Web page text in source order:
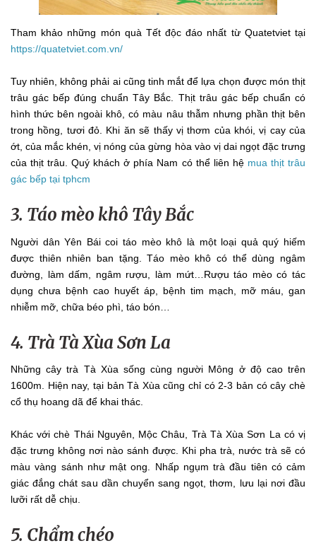
Tham khảo những món quà Tết độc đáo nhất từ Quatetviet tại
https://quatetviet.com.vn/
Tuy nhiên, không phải ai cũng tinh mắt để lựa chọn được món thịt
trâu gác bếp đúng chuẩn Tây Bắc. Thịt trâu gác bếp chuẩn có
hình thức bên ngoài khô, có màu nâu thẫm nhưng phần thịt bên
trong hồng, tươi đỏ. Khi ăn sẽ thấy vị thơm của khói, vị cay của
ớt, của mắc khén, vị nóng của gừng hòa vào vị dai ngọt đặc trưng
của thịt trâu. Quý khách ở phía Nam có thể liên hệ mua thịt trâu
gác bếp tại tphcm
3. Táo mèo khô Tây Bắc
Người dân Yên Bái coi táo mèo khô là một loại quả quý hiếm
được thiên nhiên ban tặng. Táo mèo khô có thể dùng ngâm
đường, làm dấm, ngâm rượu, làm mứt…Rượu táo mèo có tác
dụng chưa bệnh cao huyết áp, bệnh tim mạch, mỡ máu, gan
nhiễm mỡ, chữa béo phì, táo bón…
4. Trà Tà Xùa Sơn La
Những cây trà Tà Xùa sống cùng người Mông ở độ cao trên
1600m. Hiện nay, tại bản Tà Xùa cũng chỉ có 2-3 bản có cây chè
cổ thụ hoang dã để khai thác.
Khác với chè Thái Nguyên, Mộc Châu, Trà Tà Xùa Sơn La có vị
đặc trưng không nơi nào sánh được. Khi pha trà, nước trà sẽ có
màu vàng sánh như mật ong. Nhấp ngụm trà đầu tiên có cảm
giác đắng chát sau dần chuyển sang ngọt, thơm, lưu lại nơi đầu
lưỡi rất dễ chịu.
5. Chẩm chéo